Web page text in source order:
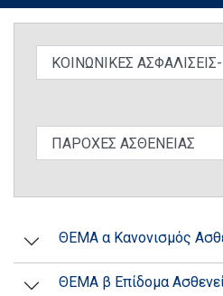
ΘΕΜΑ α Κανονισμός
ΘΕΜΑ β Επίδομα